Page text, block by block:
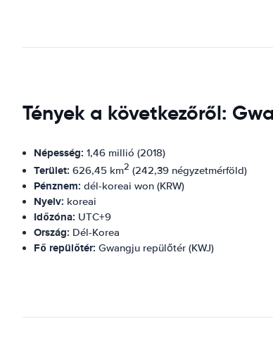
Tények a következőről:
Népesség: 1,46 millió (2018)
Terület: 626,45 km2 (242,39 négyzetmérföld)
Pénznem: dél-koreai won (KRW)
Nyelv: koreai
Időzóna: UTC+9
Ország: Dél-Korea
Fő repülőtér: Gwangju repülőtér (KWJ)